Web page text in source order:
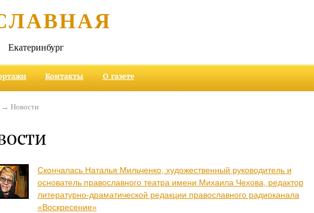
Екатеринбург
Контакты О газете
→ Новости
Скончалась Наталья Мильченко, художественный руководитель и
основатель православного театра имени Михаила Чехова, редактор
литературно-драматической редакции православного радиоканала
«Воскресение»